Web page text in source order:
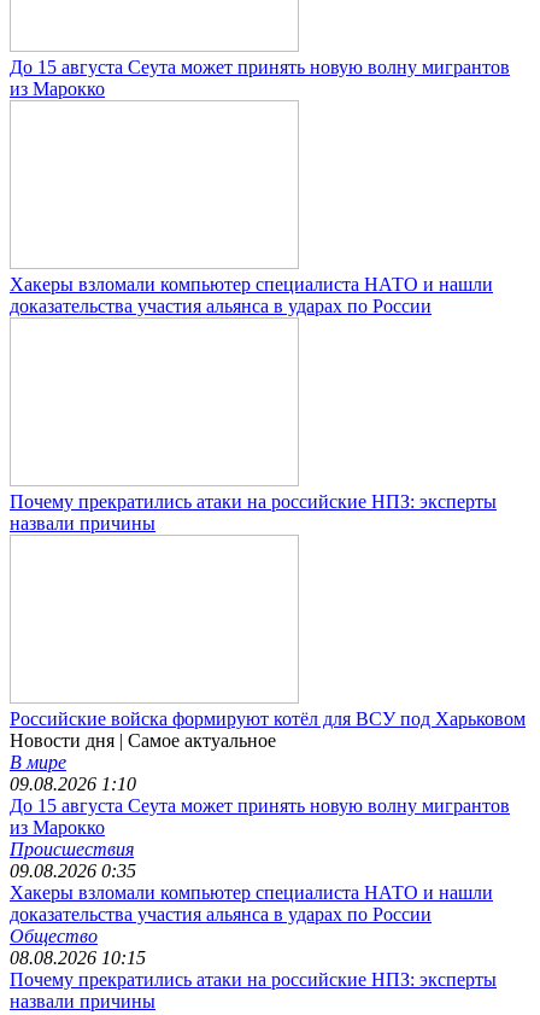
До 15 августа Сеута может принять новую волну мигрантов
из Марокко
Хакеры взломали компьютер специалиста НАТО и нашли
доказательства участия альянса в ударах по России
Почему прекратились атаки на российские НПЗ: эксперты
назвали причины
Российские войска формируют котёл для ВСУ под Харьковом
Новости дня | Самое актуальное
В мире
09.08.2026 1:10
До 15 августа Сеута может принять новую волну мигрантов
из Марокко
Происшествия
09.08.2026 0:35
Хакеры взломали компьютер специалиста НАТО и нашли
доказательства участия альянса в ударах по России
Общество
08.08.2026 10:15
Почему прекратились атаки на российские НПЗ: эксперты
назвали причины